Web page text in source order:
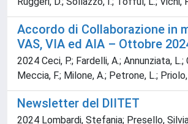
Accordo di Collaborazione in
VAS, VIA ed AIA – Ottobre
2024 Ceci, P.; Fardelli, A.; Annunziata,
Meccia, F.; Milone, A.; Petrone, L.;
Newsletter del DIITET
2024 Lombardi, Stefania; Presello,